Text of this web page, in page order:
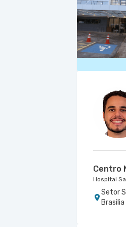
Centro
Hospital
Setor
Brasilia